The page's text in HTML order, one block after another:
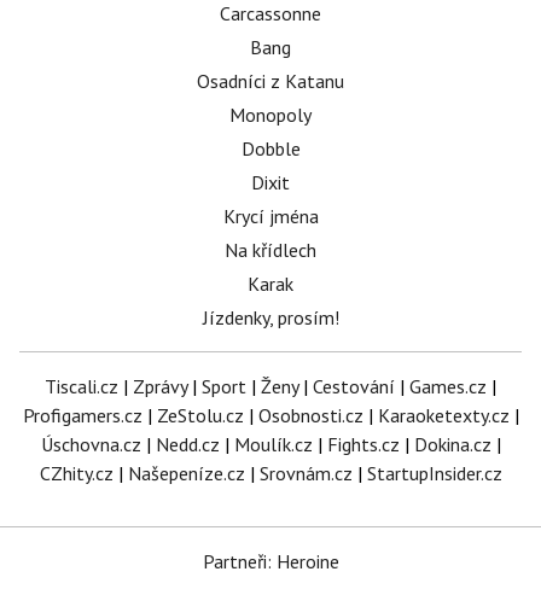
Carcassonne
Bang
Osadníci z Katanu
Monopoly
Dobble
Dixit
Krycí jména
Na křídlech
Karak
Jízdenky, prosím!
Tiscali.cz | Zprávy| Sport | Ženy| Cestování | Games.cz |
Profigamers.cz | ZeStolu.cz | Osobnosti.cz | Karaoketexty.cz |
Úschovna.cz | Nedd.cz | Moulík.cz | Fights.cz | Dokina.cz |
CZhity.cz | Našepeníze.cz | Srovnám.cz | StartupInsider.cz
Partneři: Heroine